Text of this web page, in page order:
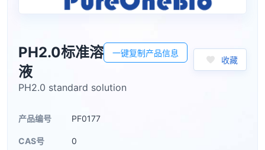
PH2.0标准溶
液
一键复制产品信息
收藏
PH2.0 standard solution
产品编号 PF0177
CAS号 0